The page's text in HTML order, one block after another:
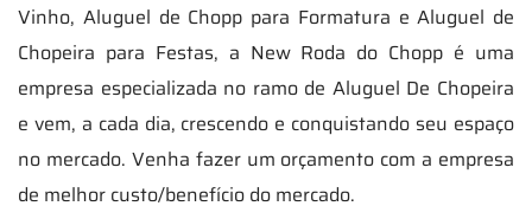
Vinho, Aluguel de Chopp para Formatura e Aluguel de
Chopeira para Festas, a New Roda do Chopp é uma
empresa especializada no ramo de Aluguel De Chopeira
e vem, a cada dia, crescendo e conquistando seu espaço
no mercado. Venha fazer um orçamento com a empresa
de melhor custo/benefício do mercado.